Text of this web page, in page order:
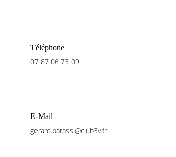
Téléphone
07 87 06 73 09
E-Mail
gerard.barassi@club3v.fr